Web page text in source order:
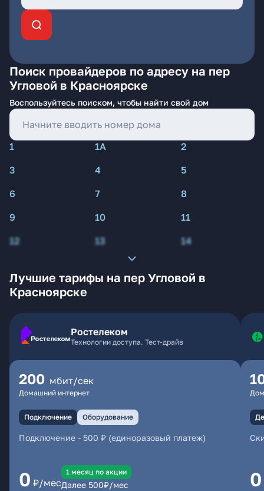
Поиск провайдеров по адресу на пер
Угловой в Красноярске
Воспользуйтесь поиском, чтобы найти свой дом
1 1А
2
3
4
5
6
7
8
9
10
11
12
13 14
Лучшие тарифы на пер Угловой в
Красноярске
Ростелеком
Технологии доступа. Тест-драйв
200 мбит/сек
Домашний интернет
Подключение Оборудование
Подключение - 500 ₽ (единоразовый платеж)
0 ₽/мес
1 месяц по акции
Далее 500₽/мес 0